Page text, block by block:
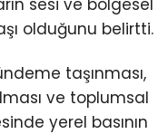
sesi ve bölgesel
olduğunu belirtti.
taşınması,
ve toplumsal
yerel basının